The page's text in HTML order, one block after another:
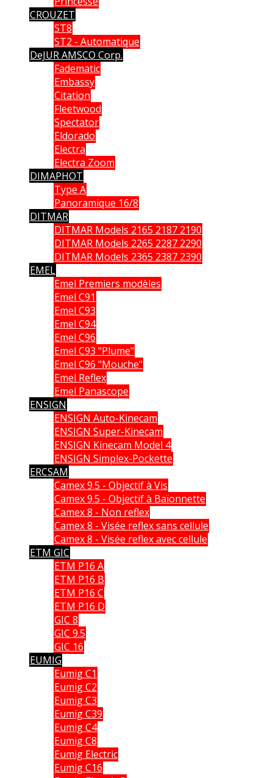
CROUZET
ST8
ST2 - Automatique
DeJUR AMSCO Corp.
Fadematic
Embassy
Citation
Fleetwood
Spectator
Eldorado
Electra
Electra Zoom
DIMAPHOT
Type A
Panoramique 16/8
DITMAR
DITMAR Models 2165 2187 2190
DITMAR Models 2265 2287 2290
DITMAR Models 2365 2387 2390
EMEL
Emel Premiers modèles
Emel C91
Emel C93
Emel C94
Emel C96
Emel C93 "Plume"
Emel C96 "Mouche"
Emel Reflex
Emel Panascope
ENSIGN
ENSIGN Auto-Kinecam
ENSIGN Super-Kinecam
ENSIGN Kinecam Model 4
ENSIGN Simplex-Pockette
ERCSAM
Camex 9.5 - Objectif à Vis
Camex 9.5 - Objectif à Baïonnette
Camex 8 - Non reflex
Camex 8 - Visée reflex sans cellule
Camex 8 - Visée reflex avec cellule
ETM GIC
ETM P16 A
ETM P16 B
ETM P16 C
ETM P16 D
GIC 8
GIC 9.5
GIC 16
EUMIG
Eumig C1
Eumig C2
Eumig C3
Eumig C39
Eumig C4
Eumig C8
Eumig Electric
Eumig C16